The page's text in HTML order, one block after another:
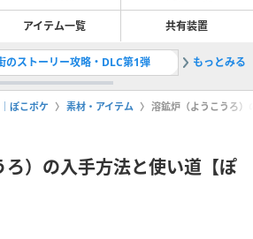
アイテム一覧 共有装置
のストーリー攻略・DLC第1弾 2ブクブ
もっとみる
ぽこポケ 素材・アイテム 溶鉱炉（ようこうろ）
）の入手方法と使い道【ぽ